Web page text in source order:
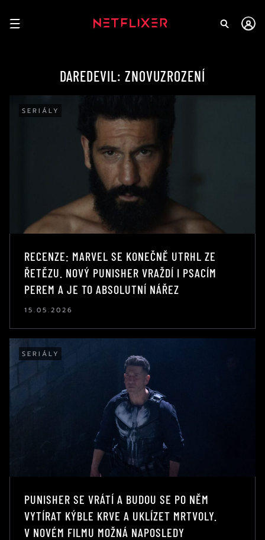
DAREDEVIL: ZNOVUZROZENÍ
SERIÁLY
RECENZE: MARVEL SE KONEČNĚ UTRHL ZE
ŘETĚZU. NOVÝ PUNISHER VRAŽDÍ I PSACÍM
PEREM A JE TO ABSOLUTNÍ NÁŘEZ
15.05.2026
SERIÁLY
PUNISHER SE VRÁTÍ A BUDOU SE PO NĚM
VYTÍRAT KÝBLE KRVE A UKLÍZET MRTVOLY.
V NOVÉM FILMU MOŽNÁ NAPOSLEDY